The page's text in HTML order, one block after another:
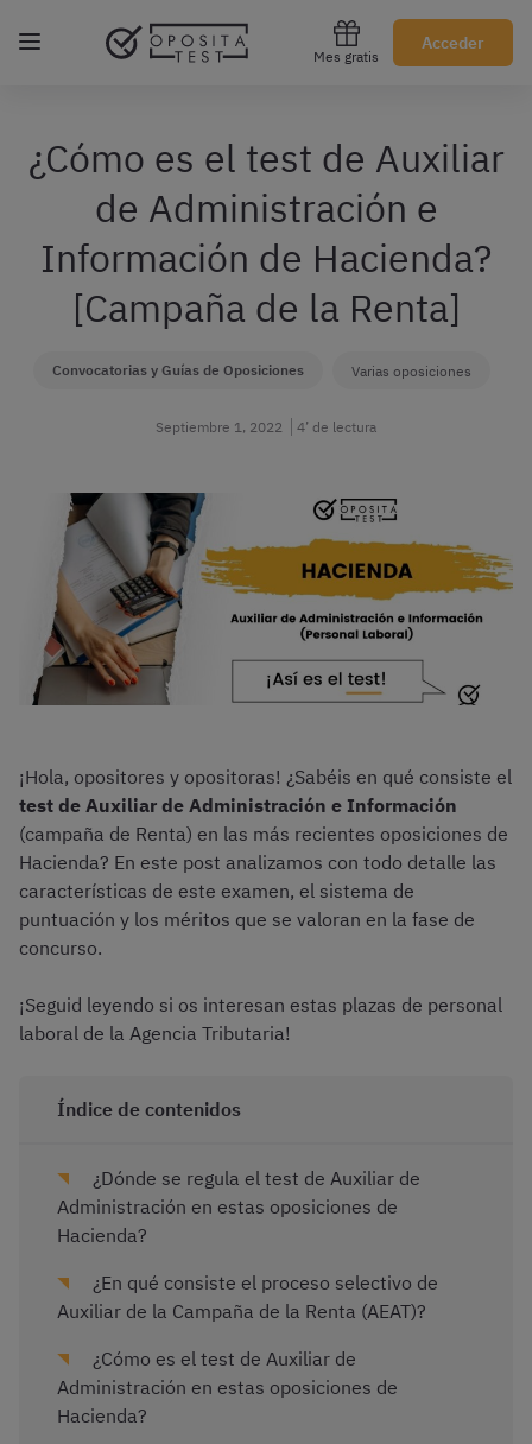
Mes gratis
Acceder
Regístrate gratis
¿Cómo es el test de Auxiliar
de Administración e
Información de Hacienda?
[Campaña de la Renta]
Convocatorias y Guías de Oposiciones Varias oposiciones
Septiembre 1, 2022 4’ de lectura
¡Hola, opositores y opositoras! ¿Sabéis en qué consiste el
test de Auxiliar de Administración e Información
(campaña de Renta) en las más recientes oposiciones de
Hacienda? En este post analizamos con todo detalle las
características de este examen, el sistema de
puntuación y los méritos que se valoran en la fase de
concurso.
¡Seguid leyendo si os interesan estas plazas de personal
laboral de la Agencia Tributaria!
Índice de contenidos
¿Dónde se regula el test de Auxiliar de
Administración en estas oposiciones de
Hacienda?
¿En qué consiste el proceso selectivo de
Auxiliar de la Campaña de la Renta (AEAT)?
¿Cómo es el test de Auxiliar de
Administración en estas oposiciones de
Hacienda?